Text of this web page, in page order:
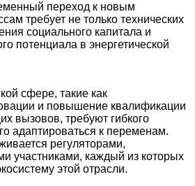
переход к новым
требует не только технических
социального капитала и
потенциала в энергетической
сфере, такие как
и повышение квалификации
вызовов, требуют гибкого
адаптироваться к переменам.
регуляторами,
участниками, каждый из которых
этой отрасли.